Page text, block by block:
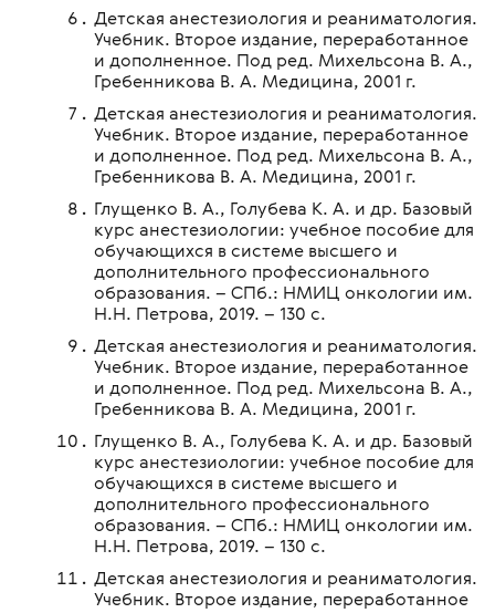
Детская анестезиология и реаниматология.
Учебник. Второе издание, переработанное
и дополненное. Под ред. Михельсона В. А.,
Гребенникова В. А. Медицина, 2001 г.
Детская анестезиология и реаниматология.
Учебник. Второе издание, переработанное
и дополненное. Под ред. Михельсона В. А.,
Гребенникова В. А. Медицина, 2001 г.
Глущенко В. А., Голубева К. А. и др. Базовый
курс анестезиологии: учебное пособие для
обучающихся в системе высшего и
дополнительного профессионального
образования. – СПб.: НМИЦ онкологии им.
Н.Н. Петрова, 2019. – 130 с.
Детская анестезиология и реаниматология.
Учебник. Второе издание, переработанное
и дополненное. Под ред. Михельсона В. А.,
Гребенникова В. А. Медицина, 2001 г.
Глущенко В. А., Голубева К. А. и др. Базовый
курс анестезиологии: учебное пособие для
обучающихся в системе высшего и
дополнительного профессионального
образования. – СПб.: НМИЦ онкологии им.
Н.Н. Петрова, 2019. – 130 с.
Детская анестезиология и реаниматология.
Учебник. Второе издание, переработанное